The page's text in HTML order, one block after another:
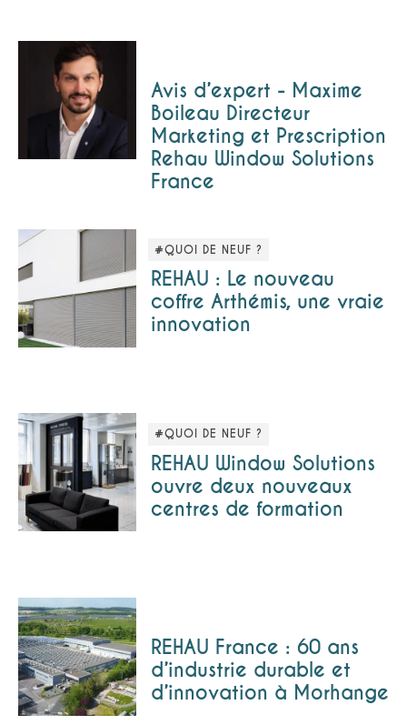
Avis d’expert - Maxime
Boileau Directeur
Marketing et Prescription
Rehau Window Solutions
France
#QUOI DE NEUF ?
REHAU : Le nouveau
coffre Arthémis, une vraie
innovation
#QUOI DE NEUF ?
REHAU Window Solutions
ouvre deux nouveaux
centres de formation
REHAU France : 60 ans
d’industrie durable et
d’innovation à Morhange